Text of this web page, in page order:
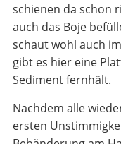
schienen da schon
auch das Boje
schaut wohl auch
gibt es hier eine
Sediment fernhält.
Nachdem alle
ersten